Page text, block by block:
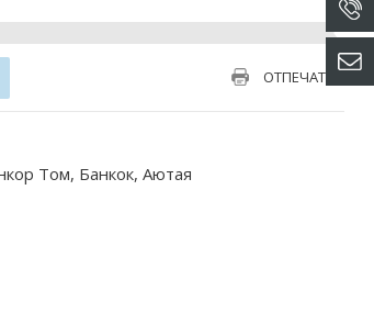
ОТПЕЧАТАЙ
Том, Банкок, Аютая